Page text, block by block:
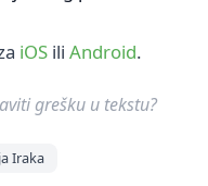
iOS ili Android.
grešku u tekstu?
Iraka